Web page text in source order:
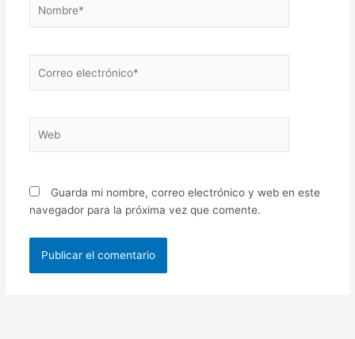
electrónico*
Guarda mi nombre, correo electrónico y web en este
navegador para la próxima vez que comente.